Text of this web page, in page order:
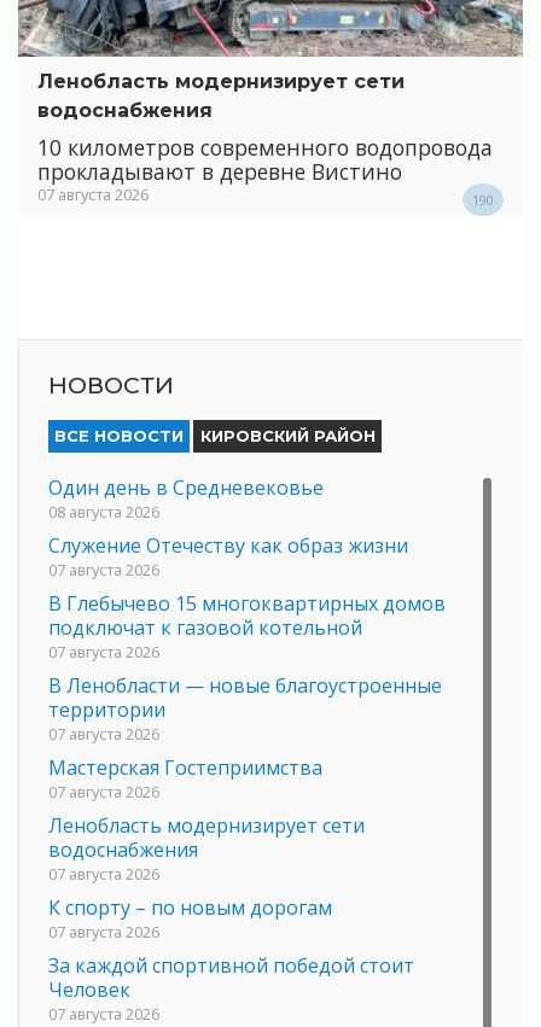
Ленобласть модернизирует сети
водоснабжения
10 километров современного водопровода
прокладывают в деревне Вистино
07 августа 2026 190
НОВОСТИ
ВСЕ НОВОСТИ КИРОВСКИЙ РАЙОН
Один день в Средневековье
08 августа 2026
Служение Отечеству как образ жизни
07 августа 2026
В Глебычево 15 многоквартирных домов
подключат к газовой котельной
07 августа 2026
В Ленобласти — новые благоустроенные
территории
07 августа 2026
Мастерская Гостеприимства
07 августа 2026
Ленобласть модернизирует сети
водоснабжения
07 августа 2026
К спорту – по новым дорогам
07 августа 2026
За каждой спортивной победой стоит
Человек
07 августа 2026